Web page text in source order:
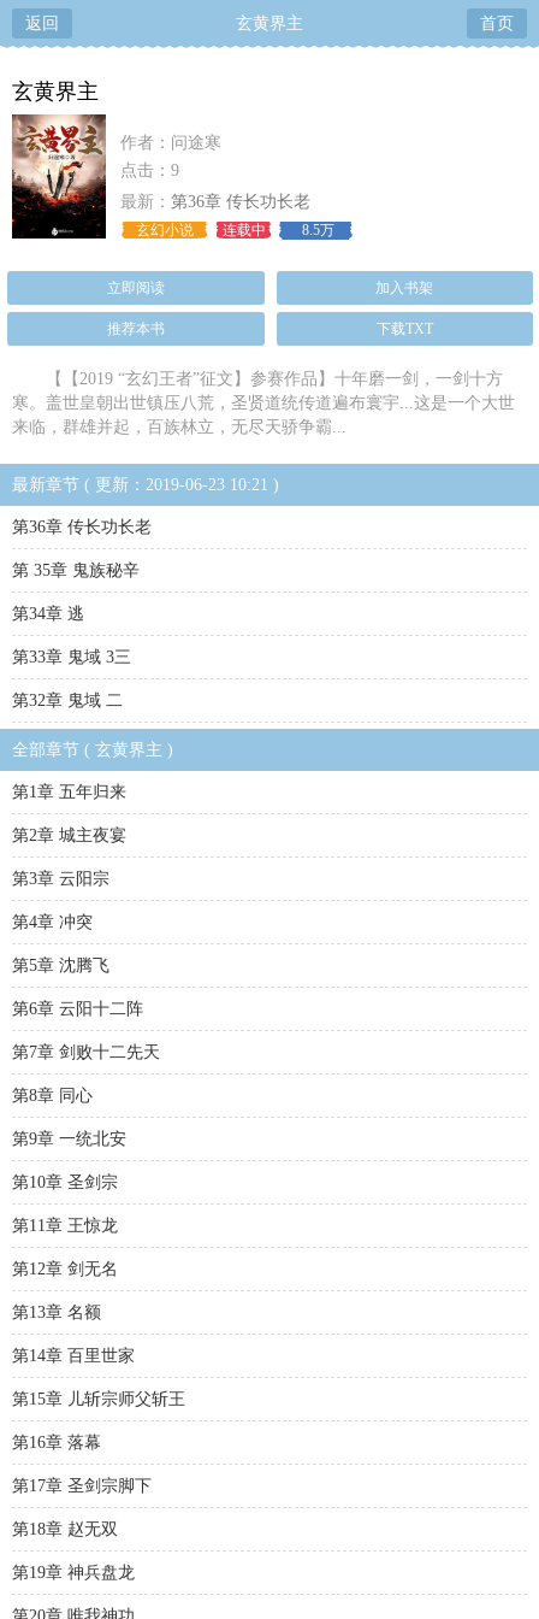
返回 玄黄界主 首页
玄黄界主
作者：问途寒
点击：9
最新： 第36章 传长功长老
玄幻小说 连载中 8.5万
立即阅读 加入书架
推荐本书 下载TXT
【【2019 “玄幻王者”征文】参赛作品】十年磨一剑，一剑十方
寒。盖世皇朝出世镇压八荒，圣贤道统传道遍布寰宇...这是一个大世
来临，群雄并起，百族林立，无尽天骄争霸...
最新章节 ( 更新：2019-06-23 10:21 )
第36章 传长功长老
第 35章 鬼族秘辛
第34章 逃
第33章 鬼域 3三
第32章 鬼域 二
全部章节 ( 玄黄界主 )
第1章 五年归来
第2章 城主夜宴
第3章 云阳宗
第4章 冲突
第5章 沈腾飞
第6章 云阳十二阵
第7章 剑败十二先天
第8章 同心
第9章 一统北安
第10章 圣剑宗
第11章 王惊龙
第12章 剑无名
第13章 名额
第14章 百里世家
第15章 儿斩宗师父斩王
第16章 落幕
第17章 圣剑宗脚下
第18章 赵无双
第19章 神兵盘龙